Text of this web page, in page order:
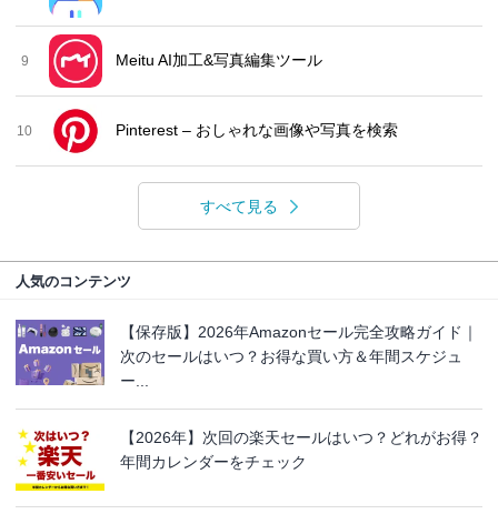
9 Meitu AI加工&写真編集ツール
10 Pinterest – おしゃれな画像や写真を検索
すべて見る
人気のコンテンツ
【保存版】2026年Amazonセール完全攻略ガイド｜
次のセールはいつ？お得な買い方＆年間スケジュ
ー...
【2026年】次回の楽天セールはいつ？どれがお得？
年間カレンダーをチェック